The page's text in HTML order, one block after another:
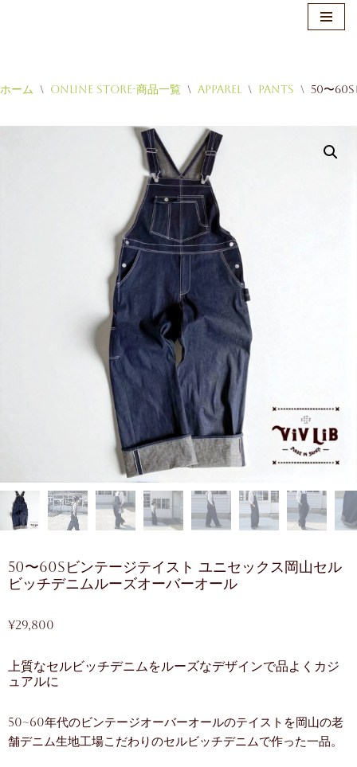
ン
ホーム \ Online Store-商品一覧 \ Apparel \ Pants \ 50〜60s
50〜60sビンテージテイスト ユニセックス岡山セル
ビッチデニムルーズオーバーオール
¥29,800
上質なセルビッチデニムをルーズなデザインで品よくカジ
ュアルに
50~60年代のビンテージオーバーオールのテイストを岡山の老
舗デニム生地工場こだわりのセルビッチデニムで作った一品。